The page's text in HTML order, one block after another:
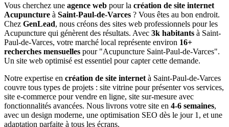
Vous cherchez une agence web pour la création de site internet
Acupuncture à Saint-Paul-de-Varces ? Vous êtes au bon endroit.
Chez GenLead, nous créons des sites web professionnels pour les
Acupuncture qui génèrent des résultats. Avec 3k habitants à Saint-
Paul-de-Varces, votre marché local représente environ 16+
recherches mensuelles pour "Acupuncture Saint-Paul-de-Varces".
Un site web optimisé est essentiel pour capter cette demande.
Notre expertise en création de site internet à Saint-Paul-de-Varces
couvre tous types de projets : site vitrine pour présenter vos services,
site e-commerce pour vendre en ligne, site sur-mesure avec
fonctionnalités avancées. Nous livrons votre site en 4-6 semaines,
avec un design moderne, une optimisation SEO dès le jour 1, et une
adaptation parfaite à tous les écrans.